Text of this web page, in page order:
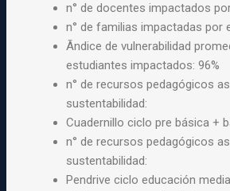
n° de docentes impactados
n° de familias impactadas por
Ãndice de vulnerabilidad
estudiantes impactados: 96%
n° de recursos pedagógicos
sustentabilidad:
Cuadernillo ciclo pre básica +
n° de recursos pedagógicos
sustentabilidad:
Pendrive ciclo educación